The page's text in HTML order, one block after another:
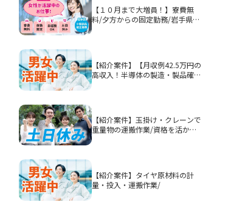
【１０月まで大増員！】寮費無
料/夕方からの固定勤務/岩手県釜
【紹介案件】【月収例42.5万円の
高収入！半導体の製造・製品確
躍【紹介案件】玉掛け・クレーンで
重量物の運搬作業/資格を活かし
【紹介案件】タイヤ原材料の計
量・投入・運搬作業/